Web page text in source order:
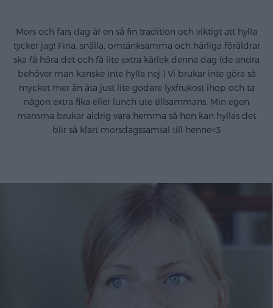
Mors och fars dag är en så fin tradition och viktigt att hylla
tycker jag! Fina, snälla, omtänksamma och härliga föräldrar
ska få höra det och få lite extra kärlek denna dag (de andra
behöver man kanske inte hylla nej ) Vi brukar inte göra så
mycket mer än äta just lite godare lyxfrukost ihop och ta
någon extra fika eller lunch ute tillsammans. Min egen
mamma brukar aldrig vara hemma så hon kan hyllas det
blir så klart morsdagssamtal till henne<3